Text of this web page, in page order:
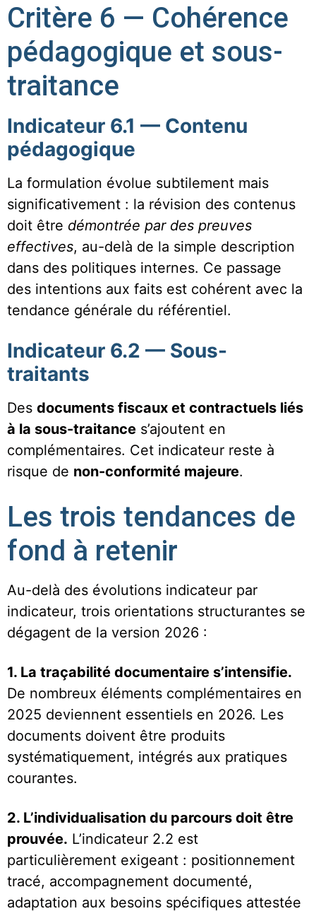
Critère 6 — Cohérence
pédagogique et sous-
traitance
Indicateur 6.1 — Contenu
pédagogique
La formulation évolue subtilement mais
significativement : la révision des contenus
doit être démontrée par des preuves
effectives, au-delà de la simple description
dans des politiques internes. Ce passage
des intentions aux faits est cohérent avec la
tendance générale du référentiel.
Indicateur 6.2 — Sous-
traitants
Des documents fiscaux et contractuels liés
à la sous-traitance s’ajoutent en
complémentaires. Cet indicateur reste à
risque de non-conformité majeure.
Les trois tendances de
fond à retenir
Au-delà des évolutions indicateur par
indicateur, trois orientations structurantes se
dégagent de la version 2026 :
1. La traçabilité documentaire s’intensifie.
De nombreux éléments complémentaires en
2025 deviennent essentiels en 2026. Les
documents doivent être produits
systématiquement, intégrés aux pratiques
courantes.
2. L’individualisation du parcours doit être
prouvée. L’indicateur 2.2 est
particulièrement exigeant : positionnement
tracé, accompagnement documenté,
adaptation aux besoins spécifiques attestée